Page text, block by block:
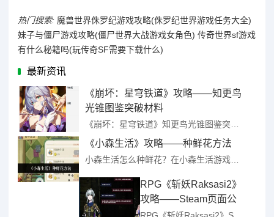
热门搜索: 魔兽世界侏罗纪游戏攻略(侏罗纪世界游戏任务大全)
妹子与僵尸游戏攻略(僵尸世界大战游戏女角色) 传奇世界sf游戏
有什么秘籍吗(玩传奇SF需要下载什么)
最新资讯
《崩坏：星穹铁道》攻略——知更鸟
光锥图鉴突破材料
《小森生活》攻略——种鲜花方法
RPG《斩妖Raksasi2》
攻略——Steam页面公
布 发售日待定